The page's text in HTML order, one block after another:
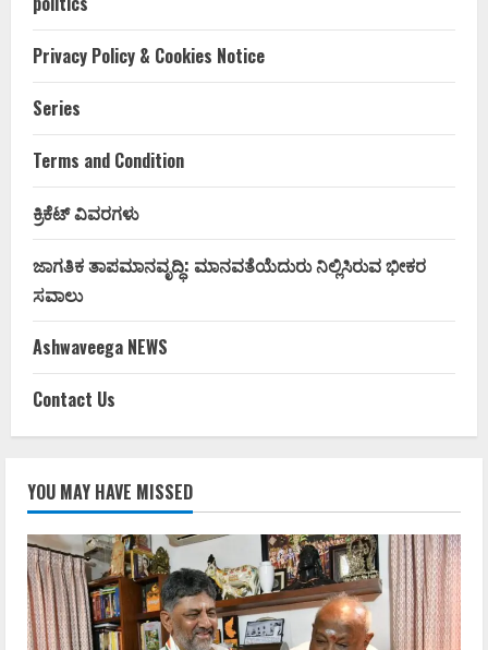
Privacy Policy & Cookies Notice
Series
Terms and Condition
ಕ್ರಿಕೆಟ್ ವಿವರಗಳು
ಜಾಗತಿಕ ತಾಪಮಾನವೃದ್ಧಿ: ಮಾನವತೆಯೆದುರು ನಿಲ್ಲಿಸಿರುವ ಭೀಕರ
ಸವಾಲು
Ashwaveega NEWS
Contact Us
YOU MAY HAVE MISSED